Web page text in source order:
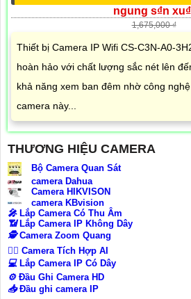
ngung s₫n
1,675,000 ₫
Thiết bị Camera IP Wifi CS-C3N-A0-
hoàn hảo với chất lượng sắc nét lên
khả năng xem ban đêm nhờ công
camera này...
THƯƠNG HIỆU CAMERA
Bộ Camera Quan Sát
camera Dahua
Camera HIKVISON
camera KBvision
️🎤️ Lắp Camera Có Thu Âm
📶Lắp Camera IP Không Dây
🕵️Camera Zoom Quang
🧛‍♀️ Camera Tích Hợp AI
💻Lắp Camera IP Có Dây
⚙️Đầu Ghi Camera HD
📥Đầu ghi camera IP